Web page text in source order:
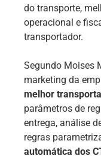
do transporte,
operacional e
transportador.
Segundo Moises
marketing da
melhor
parâmetros de
entrega, análise
regras
automática dos